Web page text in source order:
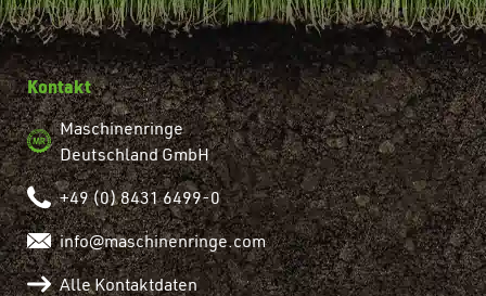
Kontakt
Maschinenringe
Deutschland GmbH
+49 (0) 8431 6499-0
info@maschinenringe.com
Alle Kontaktdaten